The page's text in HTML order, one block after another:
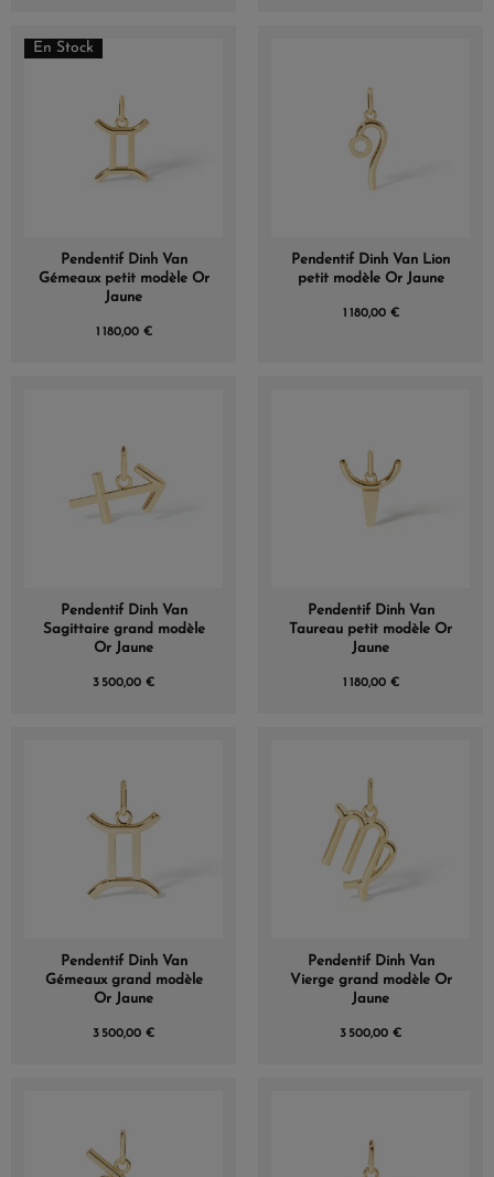
En Stock
Pendentif Dinh Van
Gémeaux petit modèle Or
Jaune
1 180,00 €
Pendentif Dinh Van Lion
petit modèle Or Jaune
1 180,00 €
Pendentif Dinh Van
Sagittaire grand modèle
Or Jaune
3 500,00 €
Pendentif Dinh Van
Taureau petit modèle Or
Jaune
1 180,00 €
Pendentif Dinh Van
Gémeaux grand modèle
Or Jaune
3 500,00 €
Pendentif Dinh Van
Vierge grand modèle Or
Jaune
3 500,00 €